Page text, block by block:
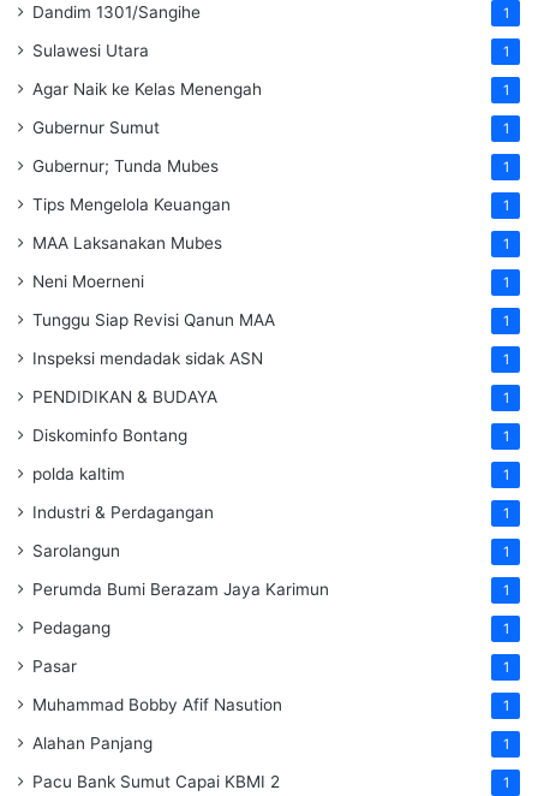
Dandim 1301/Sangihe 1
Sulawesi Utara 1
Agar Naik ke Kelas Menengah 1
Gubernur Sumut 1
Gubernur; Tunda Mubes 1
Tips Mengelola Keuangan 1
MAA Laksanakan Mubes 1
Neni Moerneni 1
Tunggu Siap Revisi Qanun MAA 1
Inspeksi mendadak sidak ASN 1
PENDIDIKAN & BUDAYA 1
Diskominfo Bontang 1
polda kaltim 1
Industri & Perdagangan 1
Sarolangun 1
Perumda Bumi Berazam Jaya Karimun 1
Pedagang 1
Pasar 1
Muhammad Bobby Afif Nasution 1
Alahan Panjang 1
Pacu Bank Sumut Capai KBMI 2 1